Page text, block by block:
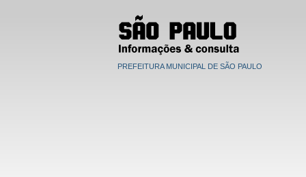
PREFEITURA MUNICIPAL DE SÃO PAULO